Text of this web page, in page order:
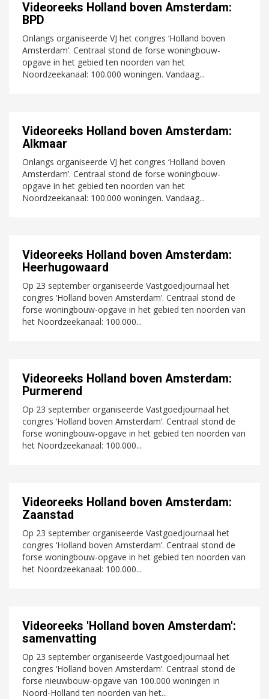
Videoreeks Holland boven Amsterdam:
BPD
Onlangs organiseerde VJ het congres ‘Holland boven
Amsterdam’. Centraal stond de forse woningbouw-
opgave in het gebied ten noorden van het
Noordzeekanaal: 100.000 woningen. Vandaag...
Videoreeks Holland boven Amsterdam:
Alkmaar
Onlangs organiseerde VJ het congres ‘Holland boven
Amsterdam’. Centraal stond de forse woningbouw-
opgave in het gebied ten noorden van het
Noordzeekanaal: 100.000 woningen. Vandaag...
Videoreeks Holland boven Amsterdam:
Heerhugowaard
Op 23 september organiseerde Vastgoedjournaal het
congres ‘Holland boven Amsterdam’. Centraal stond de
forse woningbouw-opgave in het gebied ten noorden van
het Noordzeekanaal: 100.000...
Videoreeks Holland boven Amsterdam:
Purmerend
Op 23 september organiseerde Vastgoedjournaal het
congres ‘Holland boven Amsterdam’. Centraal stond de
forse woningbouw-opgave in het gebied ten noorden van
het Noordzeekanaal: 100.000...
Videoreeks Holland boven Amsterdam:
Zaanstad
Op 23 september organiseerde Vastgoedjournaal het
congres ‘Holland boven Amsterdam’. Centraal stond de
forse woningbouw-opgave in het gebied ten noorden van
het Noordzeekanaal: 100.000...
Videoreeks 'Holland boven Amsterdam':
samenvatting
Op 23 september organiseerde Vastgoedjournaal het
congres ‘Holland boven Amsterdam’. Centraal stond de
forse nieuwbouw-opgave van 100.000 woningen in
Noord-Holland ten noorden van het...